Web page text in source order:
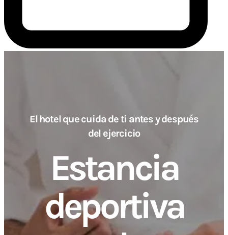
El hotel que cuida de ti antes y después
del ejercicio
Estancia
deportiva